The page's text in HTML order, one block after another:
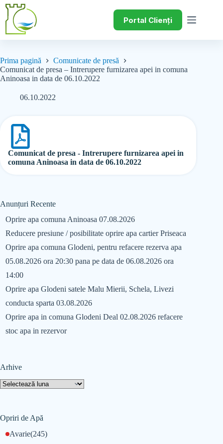
Portal Clienți
Prima pagină
Comunicate de presă
Comunicat de presa – Intrerupere furnizarea apei in comuna
Aninoasa in data de 06.10.2022
06.10.2022
Comunicat de presa - Intrerupere furnizarea apei in
comuna Aninoasa in data de 06.10.2022
Anunțuri Recente
Oprire apa comuna Aninoasa 07.08.2026
Reducere presiune / posibilitate oprire apa cartier Priseaca
Oprire apa comuna Glodeni, pentru refacere rezerva apa
05.08.2026 ora 20:30 pana pe data de 06.08.2026 ora
14:00
Oprire apa Glodeni satele Malu Mierii, Schela, Livezi
conducta sparta 03.08.2026
Oprire apa in comuna Glodeni Deal 02.08.2026 refacere
stoc apa in rezervor
Arhive
Opriri de Apă
Avarie(245)